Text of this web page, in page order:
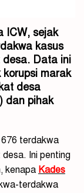
ICW, sejak
kasus
desa. Data ini
marak
desa
dan pihak
terdakwa
Ini penting
kenapa Kades
terdakwa